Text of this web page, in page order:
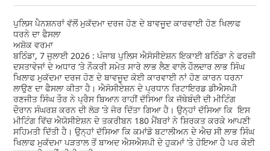
ਪੁਲਿਸ ਪੈਨਸ਼ਨਰਾਂ ਵੱਲੋਂ ਮੁਕੱਦਮਾ ਦਰਜ ਹੋਣ ਦੇ ਬਾਵਜੂਦ ਕਾਰਵਾਈ ਹੋਣ ਖਿਲਾਫ
ਧਰਨੇ ਦਾ ਫੈਸਲਾ
ਅਸ਼ੋਕ ਵਰਮਾ
ਬਠਿੰਡਾ, 7 ਜੁਲਾਈ 2026 : ਪੰਜਾਬ ਪੁਲਿਸ ਐਸੋਸੀਏਸ਼ਨ ਇਕਾਈ ਬਠਿੰਡਾ ਨੇ ਫਰਜ਼ੀ
ਦਸਤਾਵੇਜਾਂ ਦੇ ਅਧਾਰ ’ਤੇ ਨੌਕਰੀ ਸਮੇਤ ਸਾਰੇ ਲਾਭ ਲੈਣ ਵਾਲੇ ਹੌਲਦਾਰ ਲਾਭ ਸਿੰਘ
ਖਿਲਾਫ ਮੁਕੱਦਮਾ ਦਰਜ ਹੋਣ ਦੇ ਬਾਵਜੂਦ ਕੋਈ ਕਾਰਵਾਈ ਨਾਂ ਹੋਣ ਕਾਰਨ ਧਰਨਾ
ਲਾਉਣ ਦਾ ਫੈਸਲਾ ਕੀਤਾ ਹੈ। ਐਸੋਸੀਏਸ਼ਨ ਦੇ ਪ੍ਰਧਾਨ ਰਿਟਾਇਰਡ ਡੀਐਸਪੀ
ਰਣਜੀਤ ਸਿੰਘ ਤੌਰ ਨੇ ਪ੍ਰੈਸ ਬਿਆਨ ਰਾਹੀਂ ਦੱਸਿਆ ਕਿ ਜੱਥੇਬੰਦੀ ਦੀ ਮੀਟਿੰਗ
ਦੌਰਾਨ ਸੰਘਰਸ਼ ਕਰਨ ਦੀ ਲੋੜ ’ਤੇ ਜੋਰ ਦਿੱਤਾ ਗਿਆ ਹੈ। ਉਨ੍ਹਾਂ ਦੱਸਿਆ ਕਿ ਇਸ
ਮੀਟਿੰਗ ਵਿੱਚ ਐਯੋਸੀਏਸ਼ਨ ਦੇ ਤਕਰੀਬਨ 180 ਮੈਂਬਰਾਂ ਨੇ ਸ਼ਿਰਕਤ ਕਰਕੇ ਆਪਣੀ
ਸਹਿਮਤੀ ਦਿੱਤੀ ਹੈ। ਉਨ੍ਹਾਂ ਦੱਸਿਆ ਕਿ ਕਮਾਂਡੋ ਬਟਾਲੀਅਨ ਦੇ ਐਚ ਸੀ ਲਾਭ ਸਿੰਘ
ਖਿਲਾਫ ਮੁਕੱਦਮਾ ਪੜਤਾਲ ਤੋਂ ਬਾਅਦ ਐਸਐਸਪੀ ਦੇ ਹੁਕਮਾਂ ’ਤੇ ਹੋਇਆ ਹੈ ਪਰ ਕੋਈ